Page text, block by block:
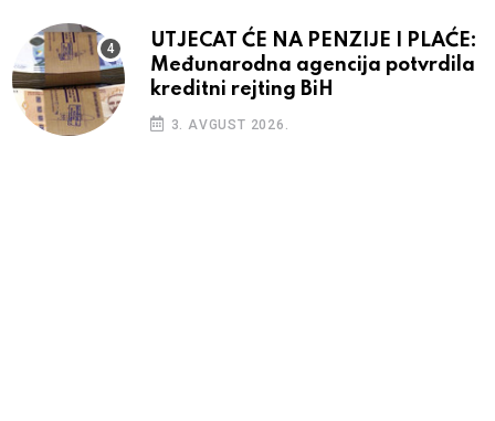
UTJECAT ĆE NA PENZIJE I PLAĆE:
Međunarodna agencija potvrdila
kreditni rejting BiH
3. AVGUST 2026.